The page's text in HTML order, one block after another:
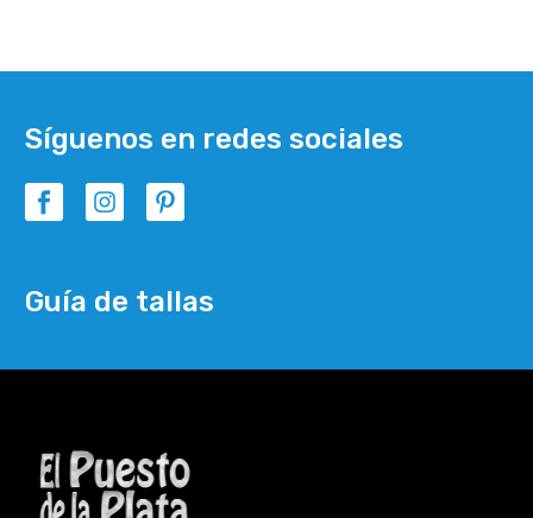
Síguenos en redes sociales
Guía de tallas